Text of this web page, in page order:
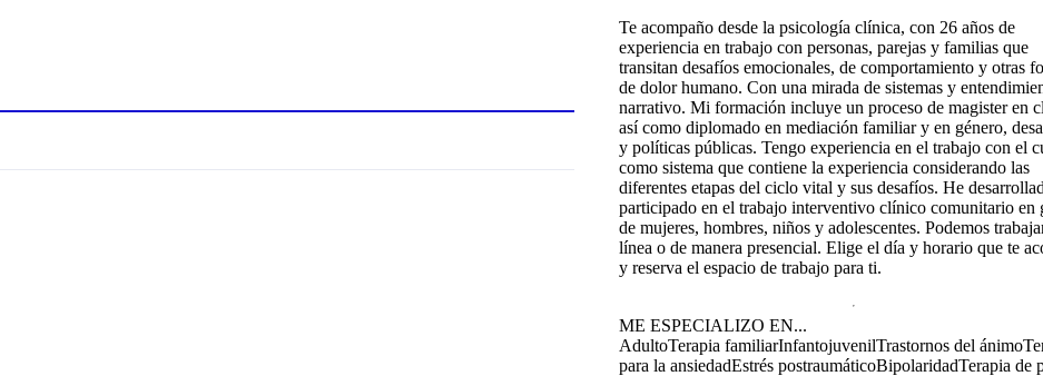
Te acompaño desde la psicología clínica, con 26 años de
experiencia en trabajo con personas, parejas y familias que
transitan desafíos emocionales, de comportamiento y otras
de dolor humano. Con una mirada de sistemas y
narrativo. Mi formación incluye un proceso de magister en
así como diplomado en mediación familiar y en género,
y políticas públicas. Tengo experiencia en el trabajo con el
como sistema que contiene la experiencia considerando las
diferentes etapas del ciclo vital y sus desafíos. He
participado en el trabajo interventivo clínico comunitario en
de mujeres, hombres, niños y adolescentes. Podemos
línea o de manera presencial. Elige el día y horario que te
y reserva el espacio de trabajo para ti.
ME ESPECIALIZO EN...
AdultoTerapia familiarInfantojuvenilTrastornos del ánimo
para la ansiedadEstrés postraumáticoBipolaridadTerapia de